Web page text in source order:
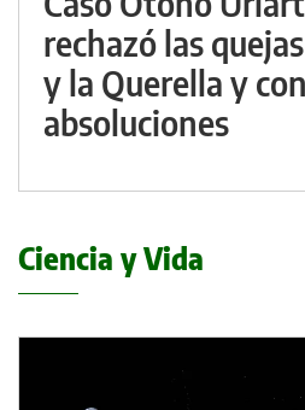
rechazó las
y la Querella y
absoluciones
Ciencia y Vida